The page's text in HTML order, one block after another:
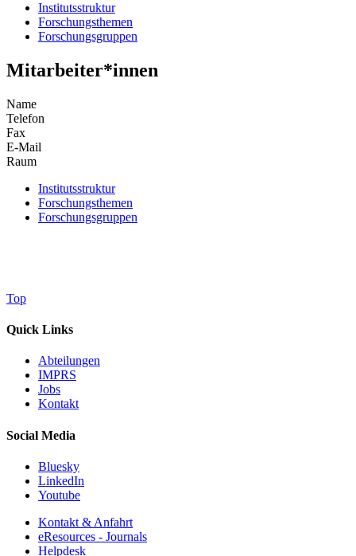
Institutsstruktur
Forschungsthemen
Forschungsgruppen
Mitarbeiter*innen
Name
Telefon
Fax
E-Mail
Raum
Institutsstruktur
Forschungsthemen
Forschungsgruppen
Top
Quick Links
Abteilungen
IMPRS
Jobs
Kontakt
Social Media
Bluesky
LinkedIn
Youtube
Kontakt & Anfahrt
eResources - Journals
Helpdesk